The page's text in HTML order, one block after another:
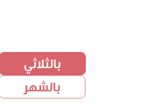
بالثلاثي
بالشهر